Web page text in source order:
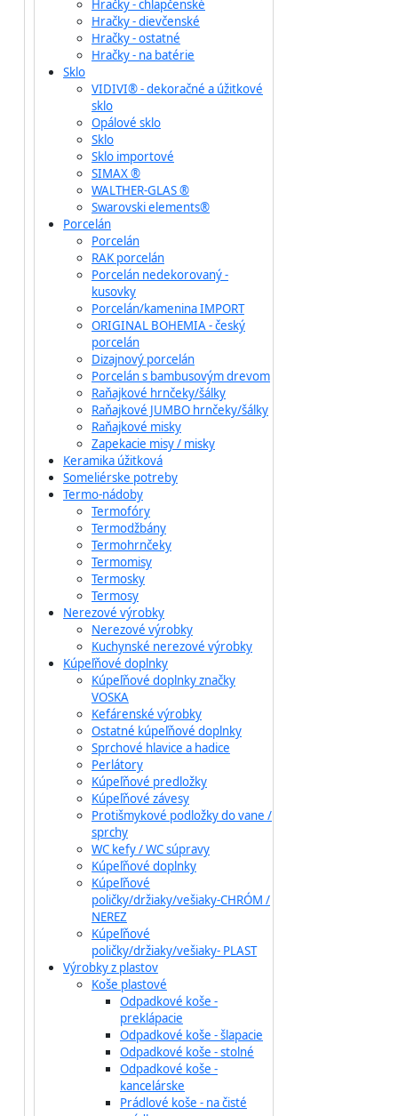
Hračky - chlapčenské
Hračky - dievčenské
Hračky - ostatné
Hračky - na batérie
Sklo
VIDIVI® - dekoračné a úžitkové
sklo
Opálové sklo
Sklo
Sklo importové
SIMAX ®
WALTHER-GLAS ®
Swarovski elements®
Porcelán
Porcelán
RAK porcelán
Porcelán nedekorovaný -
kusovky
Porcelán/kamenina IMPORT
ORIGINAL BOHEMIA - český
porcelán
Dizajnový porcelán
Porcelán s bambusovým drevom
Raňajkové hrnčeky/šálky
Raňajkové JUMBO hrnčeky/šálky
Raňajkové misky
Zapekacie misy / misky
Keramika úžitková
Someliérske potreby
Termo-nádoby
Termofóry
Termodžbány
Termohrnčeky
Termomisy
Termosky
Termosy
Nerezové výrobky
Nerezové výrobky
Kuchynské nerezové výrobky
Kúpeľňové doplnky
Kúpeľňové doplnky značky
VOSKA
Kefárenské výrobky
Ostatné kúpeľňové doplnky
Sprchové hlavice a hadice
Perlátory
Kúpeľňové predložky
Kúpeľňové závesy
Protišmykové podložky do vane /
sprchy
WC kefy / WC súpravy
Kúpeľňové doplnky
Kúpeľňové
poličky/držiaky/vešiaky-CHRÓM /
NEREZ
Kúpeľňové
poličky/držiaky/vešiaky- PLAST
Výrobky z plastov
Koše plastové
Odpadkové koše -
preklápacie
Odpadkové koše - šlapacie
Odpadkové koše - stolné
Odpadkové koše -
kancelárske
Prádlové koše - na čisté